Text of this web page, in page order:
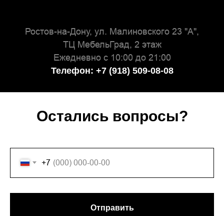
Ростов-на-Дону, ул. Малиновского 23 "А",
ТЦ МебельГрад, 2 этаж
Ежедневно с 10:00 до 21:00
Телефон: +7 (918) 509-08-08
Остались вопросы?
+7
Отправить